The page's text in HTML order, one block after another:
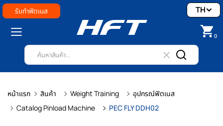
รับทำฟิตเนส
0
TH
หน้าแรก สินค้า Weight Training
อุปกรณ์ฟิตเนส
Catalog Pinload Machine
PEC FLY DDH02